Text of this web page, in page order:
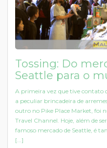
Tossing: Do
Seattle para o
A primeira vez que tive contato
a peculiar brincadeira de
outro no Pike Place Market, foi
Travel Channel. Hoje, além de
famoso mercado de Seattle, é
[...]